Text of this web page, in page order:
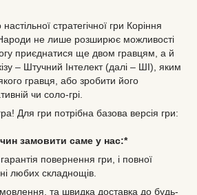
стратегічної гри Коріння
не лише розширює можливості
приєднатися ще двом гравцям, а й
– Штучний Інтелект (далі – ШІ), яким
гравця, або зробити його
чи соло-грі.
Для гри потрібна базова версія гри:
замовити саме у нас:*
повернення гри, і повної
любих складнощів.
та швидка доставка до будь-